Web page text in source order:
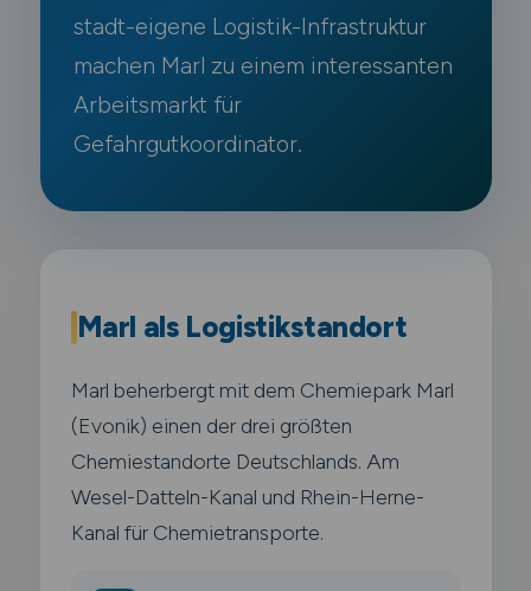
stadt-eigene Logistik-Infrastruktur
machen Marl zu einem interessanten
Arbeitsmarkt für
Gefahrgutkoordinator.
Marl als Logistikstandort
Marl beherbergt mit dem Chemiepark Marl
(Evonik) einen der drei größten
Chemiestandorte Deutschlands. Am
Wesel-Datteln-Kanal und Rhein-Herne-
Kanal für Chemietransporte.